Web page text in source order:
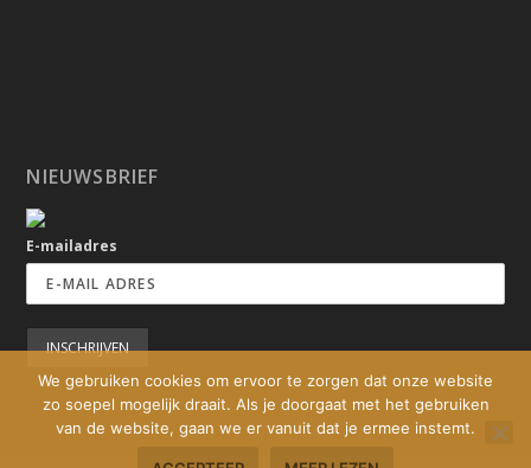
NIEUWSBRIEF
E-mailadres
We gebruiken cookies om ervoor te zorgen dat onze website
zo soepel mogelijk draait. Als je doorgaat met het gebruiken
van de website, gaan we er vanuit dat je ermee instemt.